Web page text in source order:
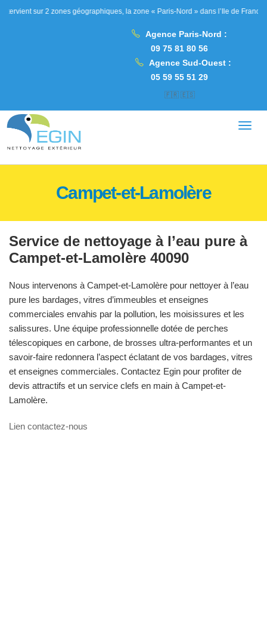
sur 2 zones géographiques, la zone « Paris-Nord » dans l’Ile de France, les
Agence Paris-Nord :
09 75 81 80 56
Agence Sud-Ouest :
05 59 55 51 29
🇫🇷 🇪🇸
Campet-et-Lamolère
Service de nettoyage à l’eau pure à
Campet-et-Lamolère 40090
Nous intervenons à Campet-et-Lamolère pour nettoyer à l’eau
pure les bardages, vitres d’immeubles et enseignes
commerciales envahis par la pollution, les moisissures et les
salissures. Une équipe professionnelle dotée de perches
télescopiques en carbone, de brosses ultra-performantes et un
savoir-faire redonnera l’aspect éclatant de vos bardages, vitres
et enseignes commerciales. Contactez Egin pour profiter de
devis attractifs et un service clefs en main à Campet-et-
Lamolère.
Lien contactez-nous